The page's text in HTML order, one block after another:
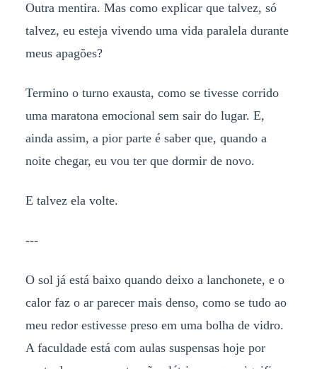
Outra mentira. Mas como explicar que talvez, só
talvez, eu esteja vivendo uma vida paralela durante
meus apagões?
Termino o turno exausta, como se tivesse corrido
uma maratona emocional sem sair do lugar. E,
ainda assim, a pior parte é saber que, quando a
noite chegar, eu vou ter que dormir de novo.
E talvez ela volte.
---
O sol já está baixo quando deixo a lanchonete, e o
calor faz o ar parecer mais denso, como se tudo ao
meu redor estivesse preso em uma bolha de vidro.
A faculdade está com aulas suspensas hoje por